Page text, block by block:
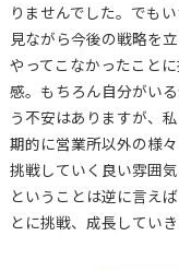
りませんでした。でも
見ながら今後の戦略を
やってこなかったこと
感。もちろん自分がい
う不安はありますが、
期的に営業所以外の様
挑戦していく良い雰囲
ということは逆に言え
とに挑戦、成長してい